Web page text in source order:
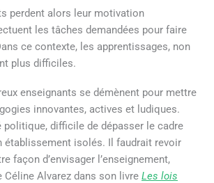
perdent alors leur motivation
les tâches demandées pour faire
ce contexte, les apprentissages, non
plus difficiles.
enseignants se démènent pour mettre
innovantes, actives et ludiques.
difficile de dépasser le cadre
établissement isolés. Il faudrait revoir
façon d’envisager l’enseignement,
Céline Alvarez dans son livre Les lois